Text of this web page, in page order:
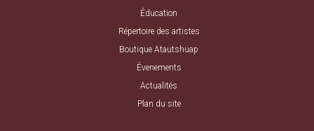
Éducation
Répertoire des artistes
Boutique Atautshuap
Évenements
Actualités
Plan du site